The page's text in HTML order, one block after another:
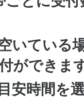
いている
ができま
安時間を